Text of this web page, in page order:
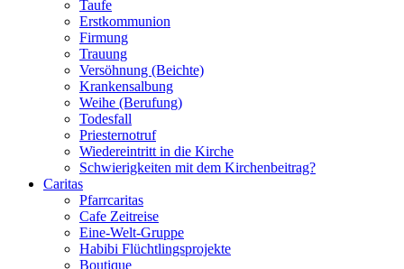
Taufe
Erstkommunion
Firmung
Trauung
Versöhnung (Beichte)
Krankensalbung
Weihe (Berufung)
Todesfall
Priesternotruf
Wiedereintritt in die Kirche
Schwierigkeiten mit dem Kirchenbeitrag?
Caritas
Pfarrcaritas
Cafe Zeitreise
Eine-Welt-Gruppe
Habibi Flüchtlingsprojekte
Boutique